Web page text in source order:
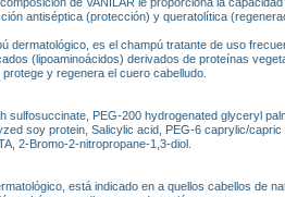
antiséptica (protección) y queratolítica
dermatológico, es el champú tratante de uso
(lipoaminoácidos) derivados de proteínas
y regenera el cuero cabelludo.
sulfosuccinate, PEG-200 hydrogenated glyceryl
soy protein, Salicylic acid, PEG-6 caprylic/
2-Bromo-2-nitropropane-1,3-diol.
está indicado en a quellos cabellos de